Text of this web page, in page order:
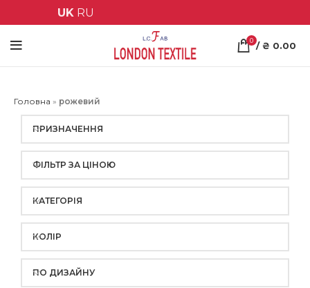
UK RU
0 / ₴ 0.00
Головна » рожевий
ПРИЗНАЧЕННЯ
ФІЛЬТР ЗА ЦІНОЮ
КАТЕГОРІЯ
КОЛІР
ПО ДИЗАЙНУ